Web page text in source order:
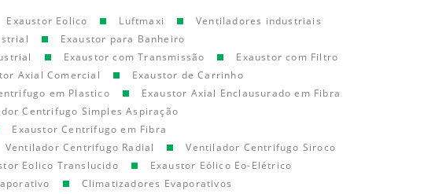
Exaustor Eolico Luftmaxi
Ventiladores industriais
Exaustor para Banheiro
Exaustor com Transmissão
Exaustor com Filtro
Axial Comercial
Exaustor de Carrinho
em Plastico
Exaustor Axial Enclausurado em Fibra
Centrifugo Simples Aspiração
Exaustor Centrifugo em Fibra
Ventilador Centrifugo Radial
Ventilador Centrifugo Siroco
Eolico Translucido
Exaustor Eólico Eo-Elétrico
Climatizadores Evaporativos